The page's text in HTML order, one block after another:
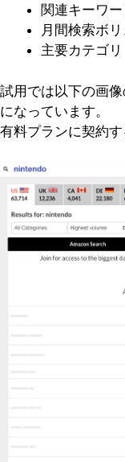
関連キーワー
月間検索ボ
主要カテゴリ
試用では以下の画
になっています。
有料プランに契約